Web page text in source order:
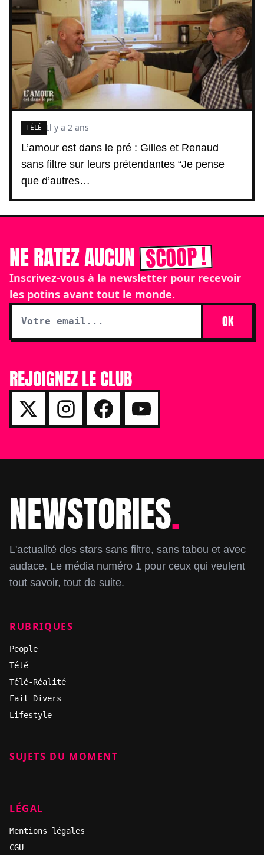
L’amour est dans le pré : Gilles et Renaud
sans filtre sur leurs prétendantes “Je pense
que d’autres…
TÉLÉ Il y a 2 ans
NE RATEZ AUCUNSCOOP !
Inscrivez-vous à la newsletter pour recevoir
les potins avant tout le monde.
OK
REJOIGNEZ LE CLUB
FooterNEWSTORIES.
L'actualité des stars sans filtre, sans tabou et avec
audace. Le média numéro 1 pour ceux qui veulent
tout savoir, tout de suite.
RUBRIQUES
People
Télé
Télé-Réalité
Fait Divers
Lifestyle
SUJETS DU MOMENT
LÉGAL
Mentions légales
CGU